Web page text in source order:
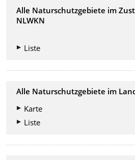
Alle Naturschutzgebiete im
NLWKN
Liste
Alle Naturschutzgebiete im
Karte
Liste